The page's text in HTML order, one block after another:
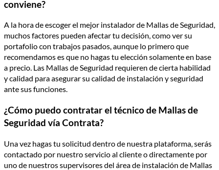
conviene?
A la hora de escoger el mejor instalador de Mallas de Seguridad,
muchos factores pueden afectar tu decisión, como ver su
portafolio con trabajos pasados, aunque lo primero que
recomendamos es que no hagas tu elección solamente en base
a precio. Las Mallas de Seguridad requieren de cierta habilidad
y calidad para asegurar su calidad de instalación y seguridad
ante sus funciones.
¿Cómo puedo contratar el técnico de Mallas de
Seguridad vía Contrata?
Una vez hagas tu solicitud dentro de nuestra plataforma, serás
contactado por nuestro servicio al cliente o directamente por
uno de nuestros supervisores del área de instalación de Mallas